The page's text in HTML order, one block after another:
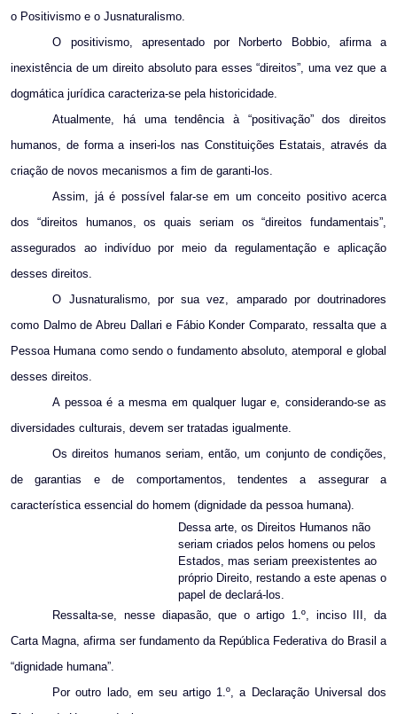
o Positivismo e o Jusnaturalismo.
O positivismo, apresentado por Norberto Bobbio, afirma a
inexistência de um direito absoluto para esses “direitos”, uma vez que a
dogmática jurídica caracteriza-se pela historicidade.
Atualmente, há uma tendência à “positivação” dos direitos
humanos, de forma a inseri-los nas Constituições Estatais, através da
criação de novos mecanismos a fim de garanti-los.
Assim, já é possível falar-se em um conceito positivo acerca
dos “direitos humanos, os quais seriam os “direitos fundamentais”,
assegurados ao indivíduo por meio da regulamentação e aplicação
desses direitos.
O Jusnaturalismo, por sua vez, amparado por doutrinadores
como Dalmo de Abreu Dallari e Fábio Konder Comparato, ressalta que a
Pessoa Humana como sendo o fundamento absoluto, atemporal e global
desses direitos.
A pessoa é a mesma em qualquer lugar e, considerando-se as
diversidades culturais, devem ser tratadas igualmente.
Os direitos humanos seriam, então, um conjunto de condições,
de garantias e de comportamentos, tendentes a assegurar a
característica essencial do homem (dignidade da pessoa humana).
Dessa arte, os Direitos Humanos não
seriam criados pelos homens ou pelos
Estados, mas seriam preexistentes ao
próprio Direito, restando a este apenas o
papel de declará-los.
Ressalta-se, nesse diapasão, que o artigo 1.º, inciso III, da
Carta Magna, afirma ser fundamento da República Federativa do Brasil a
“dignidade humana”.
Por outro lado, em seu artigo 1.º, a Declaração Universal dos